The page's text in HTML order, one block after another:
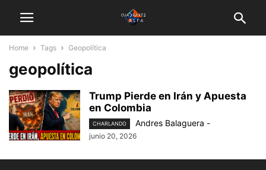
Home Tags Geopolítica
geopolítica
Trump Pierde en Irán y Apuesta
en Colombia
CHARLANDO Andres Balaguera -
junio 20, 2026